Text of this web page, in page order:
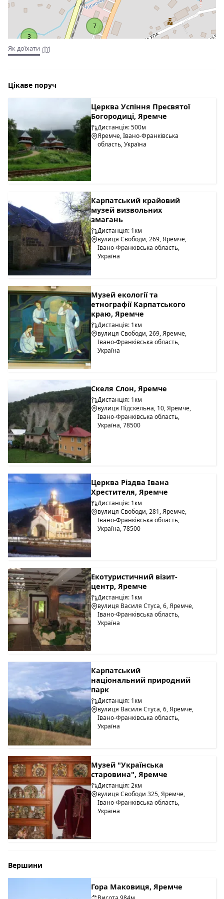
3
7
Як доїхати
Цікаве поруч
Церква Успіння Пресвятої
Богородиці, Яремче
Дистанція: 500м
Яремче, Івано-Франківська
область, Україна
Карпатський крайовий
музей визвольних
змагань
Дистанція: 1км
вулиця Свободи, 269, Яремче,
Івано-Франківська область,
Україна
Музей екології та
етнографії Карпатського
краю, Яремче
Дистанція: 1км
вулиця Свободи, 269, Яремче,
Івано-Франківська область,
Україна
Скеля Слон, Яремче
Дистанція: 1км
вулиця Підскельна, 10, Яремче,
Івано-Франківська область,
Україна, 78500
Церква Різдва Івана
Хрестителя, Яремче
Дистанція: 1км
вулиця Свободи, 281, Яремче,
Івано-Франківська область,
Україна, 78500
Екотуристичний візит-
центр, Яремче
Дистанція: 1км
вулиця Василя Стуса, 6, Яремче,
Івано-Франківська область,
Україна
Карпатський
національний природний
парк
Дистанція: 1км
вулиця Василя Стуса, 6, Яремче,
Івано-Франківська область,
Україна
Музей "Українська
старовина", Яремче
Дистанція: 2км
вулиця Свободи 325, Яремче,
Івано-Франківська область,
Україна
Вершини
Гора Маковиця, Яремче